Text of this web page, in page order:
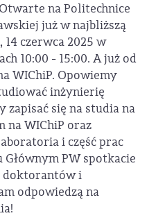
na Politechnice
już w najbliższą
14 czerwca 2025 w
10:00 - 15:00. A już od
WIChiP. Opowiemy
inżynierię
zapisać się na studia na
na WIChiP oraz
i część prac
Głównym PW spotkacie
doktorantów i
odpowiedzą na